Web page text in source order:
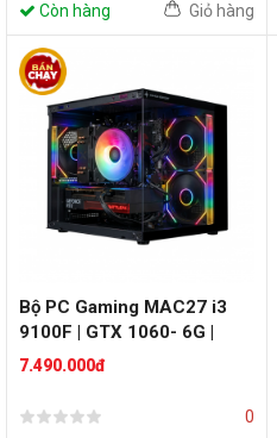
Còn hàng Giỏ hàng
Bộ PC Gaming MAC27 i3
9100F | GTX 1060- 6G |
RAM 8GB
7.490.000đ
0